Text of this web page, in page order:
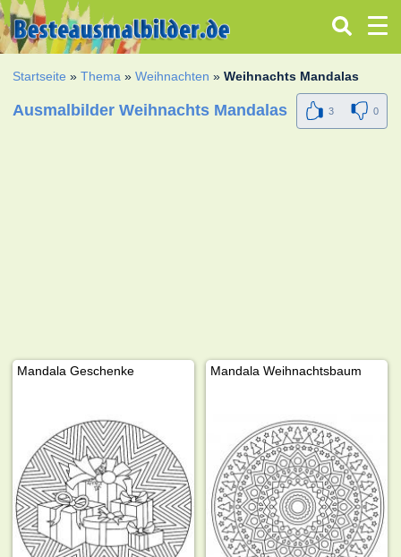
Startseite »Thema »Weihnachten »Weihnachts Mandalas
Ausmalbilder Weihnachts Mandalas 3 0
Mandala Geschenke Mandala Weihnachtsbaum